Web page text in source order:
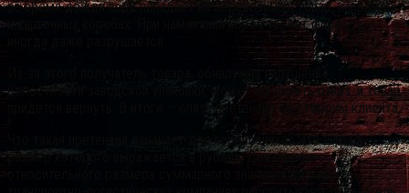
во время дождя вода попадает на перевозимый товар, например,
в картонных коробах. При намокании короб теряет форму, а
Из-за этого получатель товара, обнаружив нарушение
целостности заводской упаковки, может оформить отказ, и товар
придется вернуть. В итоге – опять претензия со стороны клиента.
Что такая претензия означает для перевозчика? Это штраф,
размер которого выражается в рублях. Для оценки
относительного размера суммарного значения штрафов в